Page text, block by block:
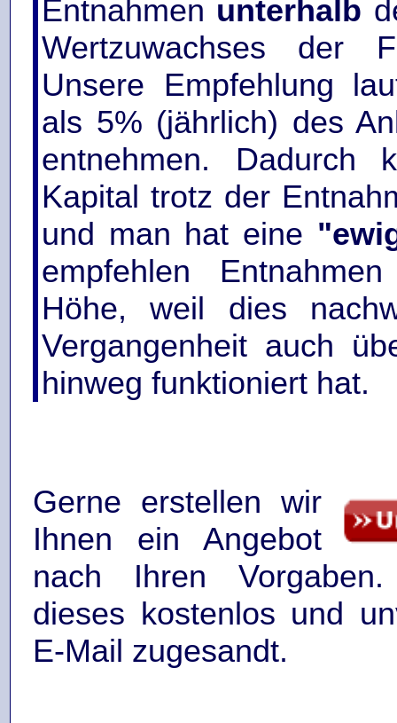
Entnahmen unterhalb
Wertzuwachses der
Unsere Empfehlung
als 5% (jährlich) des
entnehmen. Dadurch
Kapital trotz der
und man hat eine
empfehlen
Höhe, weil dies
Vergangenheit auch
hinweg funktioniert hat.
Gerne erstellen wir
Ihnen ein Angebot
nach Ihren
dieses kostenlos und
E-Mail zugesandt.